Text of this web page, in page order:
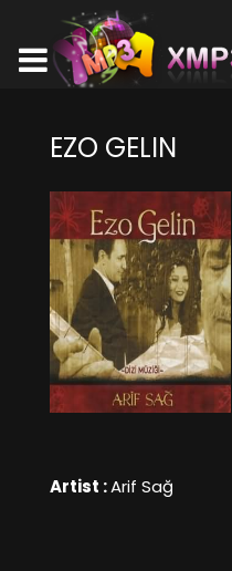
EZO GELIN
Artist :Arif Sağ